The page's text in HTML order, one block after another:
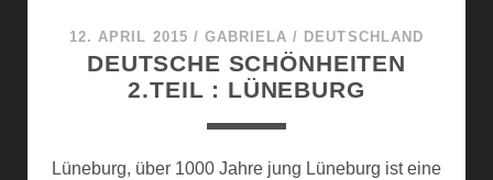
12. APRIL 2015 / GABRIELA / DEUTSCHLAND
DEUTSCHE SCHÖNHEITEN
2.TEIL : LÜNEBURG
Lüneburg, über 1000 Jahre jung Lüneburg ist eine